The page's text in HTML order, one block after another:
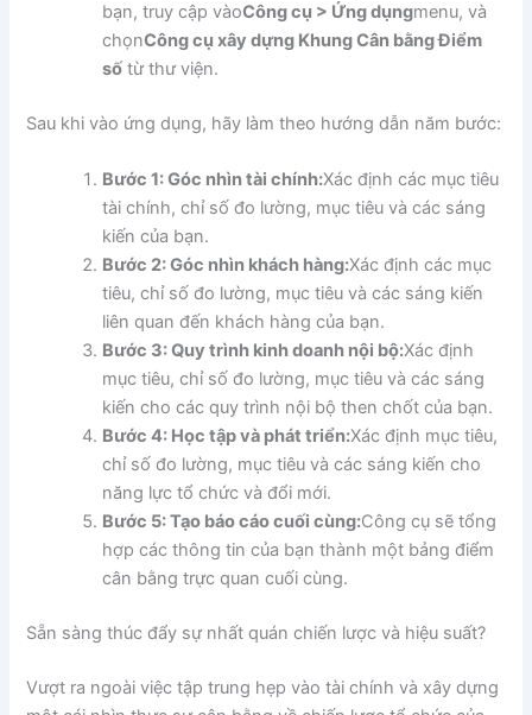
bạn, truy cập vàoCông cụ > Ứng dụngmenu, và
chọnCông cụ xây dựng Khung Cân bằng Điểm
số từ thư viện.
Sau khi vào ứng dụng, hãy làm theo hướng dẫn năm bước:
Bước 1: Góc nhìn tài chính:Xác định các mục tiêu
tài chính, chỉ số đo lường, mục tiêu và các sáng
kiến của bạn.
Bước 2: Góc nhìn khách hàng:Xác định các mục
tiêu, chỉ số đo lường, mục tiêu và các sáng kiến
liên quan đến khách hàng của bạn.
Bước 3: Quy trình kinh doanh nội bộ:Xác định
mục tiêu, chỉ số đo lường, mục tiêu và các sáng
kiến cho các quy trình nội bộ then chốt của bạn.
Bước 4: Học tập và phát triển:Xác định mục tiêu,
chỉ số đo lường, mục tiêu và các sáng kiến cho
năng lực tổ chức và đổi mới.
Bước 5: Tạo báo cáo cuối cùng:Công cụ sẽ tổng
hợp các thông tin của bạn thành một bảng điểm
cân bằng trực quan cuối cùng.
Sẵn sàng thúc đẩy sự nhất quán chiến lược và hiệu suất?
Vượt ra ngoài việc tập trung hẹp vào tài chính và xây dựng